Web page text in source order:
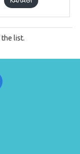
the list.